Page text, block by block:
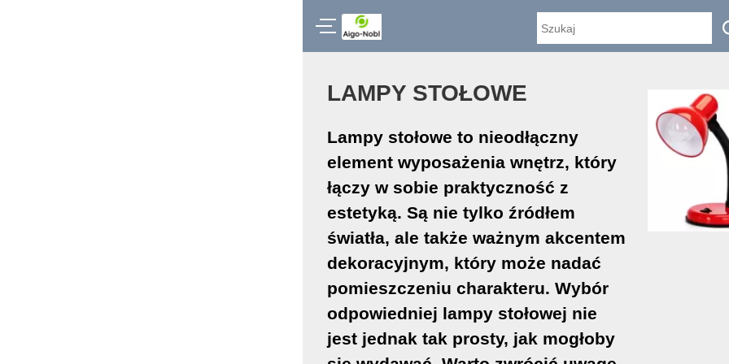
LAMPY STOŁOWE
Lampy stołowe to nieodłączny
element wyposażenia wnętrz, który
łączy w sobie praktyczność z
estetyką. Są nie tylko źródłem
światła, ale także ważnym akcentem
dekoracyjnym, który może nadać
pomieszczeniu charakteru. Wybór
odpowiedniej lampy stołowej nie
jest jednak tak prosty, jak mogłoby